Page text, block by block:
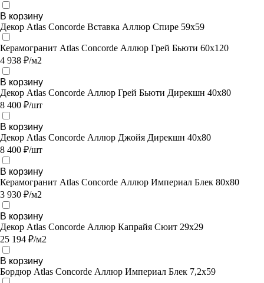
В корзину
Декор Atlas Concorde Вставка Аллюр Спире 59х59
Керамогранит Atlas Concorde Аллюр Грей Бьюти 60x120
4 938 ₽/м2
В корзину
Декор Atlas Concorde Аллюр Грей Бьюти Дирекшн 40x80
8 400 ₽/шт
В корзину
Декор Atlas Concorde Аллюр Джойя Дирекшн 40x80
8 400 ₽/шт
В корзину
Керамогранит Atlas Concorde Аллюр Империал Блек 80х80
3 930 ₽/м2
В корзину
Декор Atlas Concorde Аллюр Капрайя Сюит 29х29
25 194 ₽/м2
В корзину
Бордюр Atlas Concorde Аллюр Империал Блек 7,2х59